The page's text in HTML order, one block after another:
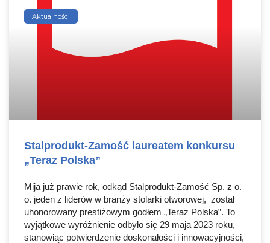
Aktualności
Stalprodukt-Zamość laureatem konkursu
„Teraz Polska”
Mija już prawie rok, odkąd Stalprodukt-Zamość Sp. z o.
o. jeden z liderów w branży stolarki otworowej, został
uhonorowany prestiżowym godłem „Teraz Polska”. To
wyjątkowe wyróżnienie odbyło się 29 maja 2023 roku,
stanowiąc potwierdzenie doskonałości i innowacyjności,